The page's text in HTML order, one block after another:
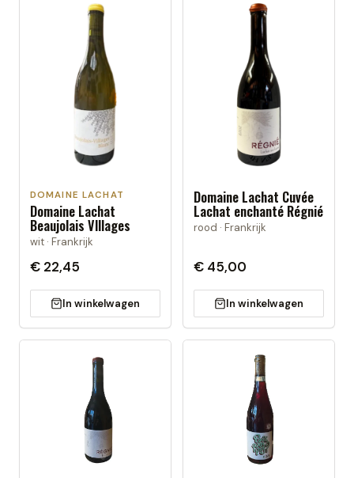
DOMAINE LACHAT
Domaine Lachat
Beaujolais VIllages
wit · Frankrijk
€ 22,45
In winkelwagen
Domaine Lachat Cuvée
Lachat enchanté Régnié
rood · Frankrijk
€ 45,00
In winkelwagen